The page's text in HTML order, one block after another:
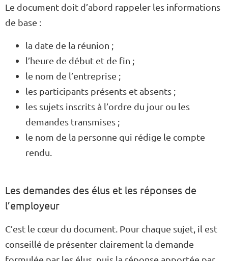
Le document doit d’abord rappeler les informations
de base :
la date de la réunion ;
l’heure de début et de fin ;
le nom de l’entreprise ;
les participants présents et absents ;
les sujets inscrits à l’ordre du jour ou les
demandes transmises ;
le nom de la personne qui rédige le compte
rendu.
Les demandes des élus et les réponses de
l’employeur
C’est le cœur du document. Pour chaque sujet, il est
conseillé de présenter clairement la demande